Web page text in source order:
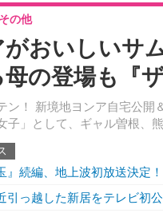
がおいしいサ
の登場も『
ン！ 新境地ヨンア自宅公
子」として、ギャル曽根、
その他
』続編、地上波初放送決定
引っ越した新居をテレビ初